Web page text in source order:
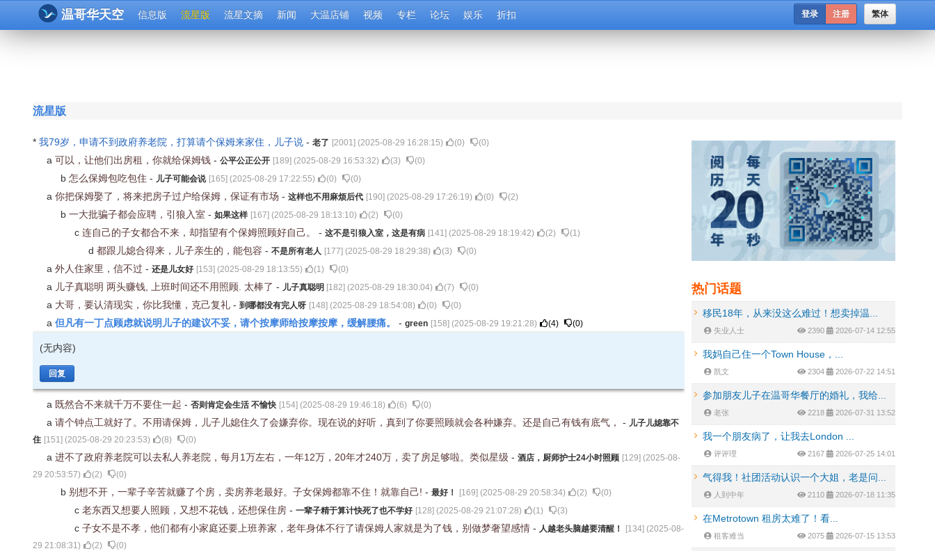
温哥华天空 信息版 流星版 流星文摘 新闻 大温店铺 视频 专栏 论坛 娱乐 折扣 繁体
登录 注册
流星版
* 我79岁，申请不到政府养老院，打算请个保姆来家住，儿子说 - 老了 [2001] (2025-08-29 16:28:15) (0) (0)
a 可以，让他们出房租，你就给保姆钱 - 公平公正公开 [189] (2025-08-29 16:53:32) (3) (0)
b 怎么保姆包吃包住 - 儿子可能会说 [165] (2025-08-29 17:22:55) (0) (0)
a 你把保姆娶了，将来把房子过户给保姆，保证有市场 - 这样也不用麻烦后代 [190] (2025-08-29 17:26:19) (0) (2)
b 一大批骗子都会应聘，引狼入室 - 如果这样 [167] (2025-08-29 18:13:10) (2) (0)
c 连自己的子女都合不来，却指望有个保姆照顾好自己。 - 这不是引狼入室，这是有病 [141] (2025-08-29 18:19:42) (2) (1)
d 都跟儿媳合得来，儿子亲生的，能包容 - 不是所有老人 [177] (2025-08-29 18:29:38) (3) (0)
a 外人住家里，信不过 - 还是儿女好 [153] (2025-08-29 18:13:55) (1) (0)
a 儿子真聪明 两头赚钱, 上班时间还不用照顾. 太棒了 - 儿子真聪明 [182] (2025-08-29 18:30:04) (7) (0)
a 大哥，要认清现实，你比我懂，克己复礼 - 到哪都没有完人呀 [148] (2025-08-29 18:54:08) (0) (0)
a 但凡有一丁点顾虑就说明儿子的建议不妥，请个按摩师给按摩按摩，缓解腰痛。 - green [158] (2025-08-29 19:21:28) (4) (0)
(无内容)
回复
a 既然合不来就千万不要住一起 - 否则肯定会生活 不愉快 [154] (2025-08-29 19:46:18) (6) (0)
a 请个钟点工就好了。不用请保姆，儿子儿媳住久了会嫌弃你。现在说的好听，真到了你要照顾就会各种嫌弃。还是自己有钱有底气， - 儿子儿媳靠不
住 [151] (2025-08-29 20:23:53) (8) (0)
a 进不了政府养老院可以去私人养老院，每月1万左右，一年12万，20年才240万，卖了房足够啦。类似星级 - 酒店，厨师护士24小时照顾 [129] (2025-08-
29 20:53:57) (2) (0)
b 别想不开，一辈子辛苦就赚了个房，卖房养老最好。子女保姆都靠不住！就靠自己! - 最好！ [169] (2025-08-29 20:58:34) (2) (0)
c 老东西又想要人照顾，又想不花钱，还想保住房 - 一辈子精于算计快死了也不学好 [128] (2025-08-29 21:07:28) (1) (3)
c 子女不是不孝，他们都有小家庭还要上班养家，老年身体不行了请保姆人家就是为了钱，别做梦奢望感情 - 人越老头脑越要清醒！ [134] (2025-08-
29 21:08:31) (2) (0)
热门话题
移民18年，从来没这么难过！想卖掉温...
失业人士 2390 2026-07-14 12:55
我妈自己住一个Town House，...
凯文 2304 2026-07-22 14:51
参加朋友儿子在温哥华餐厅的婚礼，我给...
老张 2218 2026-07-31 13:52
我一个朋友病了，让我去London ...
评评理 2167 2026-07-25 14:01
气得我！社团活动认识一个大姐，老是问...
人到中年 2110 2026-07-18 11:35
在Metrotown 租房太难了！看...
租客难当 2075 2026-07-15 13:53